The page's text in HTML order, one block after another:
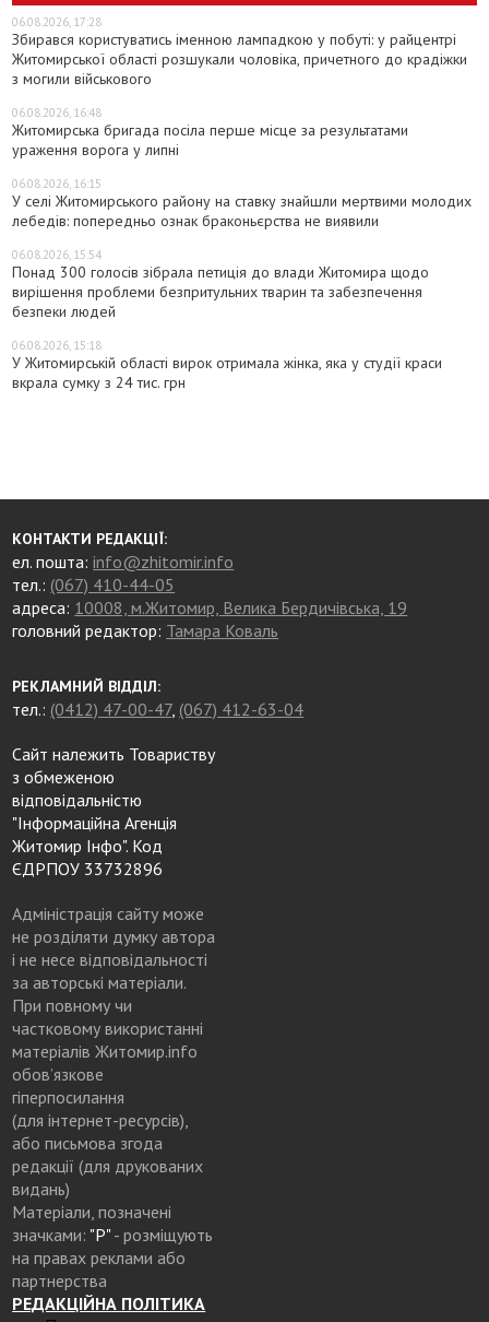
06.08.2026, 17:28
Збирався користуватись іменною лампадкою у побуті: у райцентрі
Житомирської області розшукали чоловіка, причетного до крадіжки
з могили військового
06.08.2026, 16:48
Житомирська бригада посіла перше місце за результатами
ураження ворога у липні
06.08.2026, 16:15
У селі Житомирського району на ставку знайшли мертвими молодих
лебедів: попередньо ознак браконьєрства не виявили
06.08.2026, 15:54
Понад 300 голосів зібрала петиція до влади Житомира щодо
вирішення проблеми безпритульних тварин та забезпечення
безпеки людей
06.08.2026, 15:18
У Житомирській області вирок отримала жінка, яка у студії краси
вкрала сумку з 24 тис. грн
КОНТАКТИ РЕДАКЦІЇ:
ел. пошта:info@zhitomir.info
тел.: (067) 410-44-05
адреса: 10008, м.Житомир, Велика Бердичівська, 19
головний редактор: Тамара Коваль
РЕКЛАМНИЙ ВІДДІЛ:
тел.: (0412) 47-00-47, (067) 412-63-04
Сайт належить Товариству
з обмеженою
відповідальністю
"Інформаційна Агенція
Житомир Інфо". Код
ЄДРПОУ 33732896
Адміністрація сайту може
не розділяти думку автора
і не несе відповідальності
за авторські матеріали.
При повному чи
частковому використанні
матеріалів Житомир.info
обов’язкове
гіперпосилання
(для інтернет-ресурсів),
або письмова згода
редакції (для друкованих
видань)
Матеріали, позначені
значками: "Р"- розміщують
на правах реклами або
партнерства
РЕДАКЦІЙНА ПОЛІТИКА